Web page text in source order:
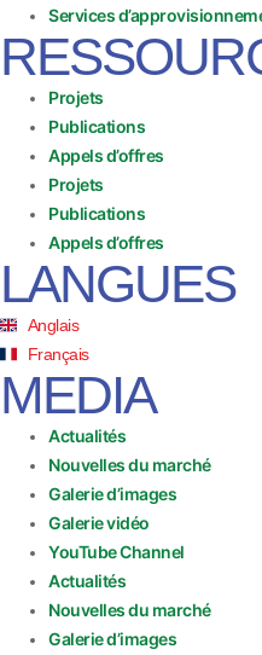
Services
Projets
Publications
Appels d’offres
Projets
Publications
Appels d’offres
LANGUES
Anglais
Français
MEDIA
Actualités
Nouvelles du marché
Galerie d’images
Galerie vidéo
YouTube Channel
Actualités
Nouvelles du marché
Galerie d’images